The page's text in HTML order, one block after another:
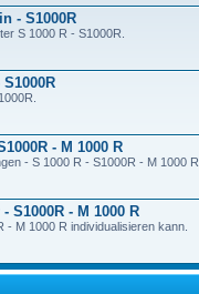
- S1000R
S 1000 R - S1000R.
- M 1000 R
- S 1000 R - S1000R - M 1000 R.
S1000R - M 1000 R
- M 1000 R individualisieren kann.